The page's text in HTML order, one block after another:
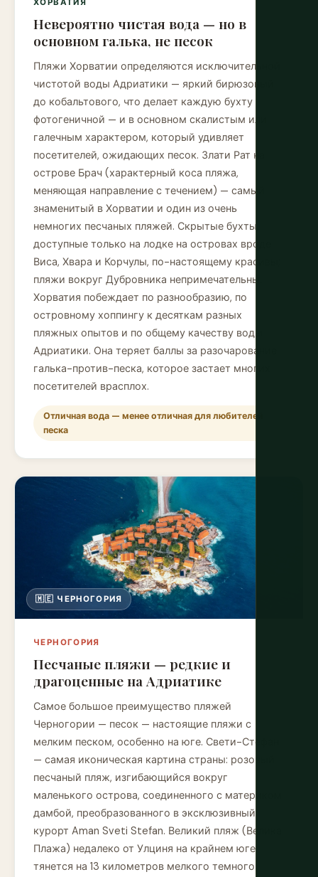
ХОРВАТИЯ
Невероятно чистая вода — но в
основном галька, не песок
Пляжи Хорватии определяются исключительной
чистотой воды Адриатики — яркий бирюзовый
до кобальтового, что делает каждую бухту
фотогеничной — и в основном скалистым или
галечным характером, который удивляет
посетителей, ожидающих песок. Злати Рат на
острове Брач (характерный коса пляжа,
меняющая направление с течением) — самый
знаменитый в Хорватии и один из очень
немногих песчаных пляжей. Скрытые бухты,
доступные только на лодке на островах вроде
Виса, Хвара и Корчулы, по-настоящему красивы;
пляжи вокруг Дубровника непримечательны.
Хорватия побеждает по разнообразию, по
островному хоппингу к десяткам разных
пляжных опытов и по общему качеству воды
Адриатики. Она теряет баллы за разочарование
галька-против-песка, которое застает многих
посетителей врасплох.
Отличная вода — менее отличная для любителей
песка
🇲🇪 ЧЕРНОГОРИЯ
ЧЕРНОГОРИЯ
Песчаные пляжи — редкие и
драгоценные на Адриатике
Самое большое преимущество пляжей
Черногории — песок — настоящие пляжи с
мелким песком, особенно на юге. Свети-Стефан
— самая иконическая картина страны: розовый
песчаный пляж, изгибающийся вокруг
маленького острова, соединенного с материком
дамбой, преобразованного в эксклюзивный
курорт Aman Sveti Stefan. Великий пляж (Велика
Плажа) недалеко от Улциня на крайнем юге
тянется на 13 километров мелкого темного